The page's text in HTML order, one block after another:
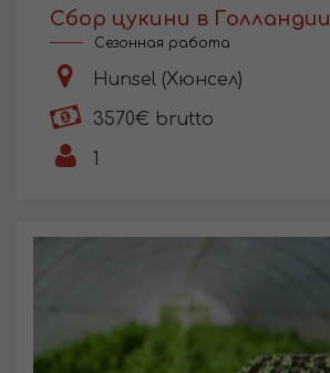
Сбор цукини в Голландии
Сезонная работа
Hunsel (Хюнсел)
3570€ brutto